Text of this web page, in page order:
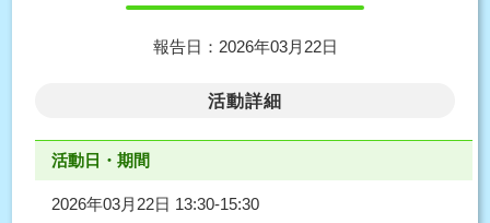
報告日：2026年03月22日
活動詳細
活動日・期間
2026年03月22日 13:30-15:30